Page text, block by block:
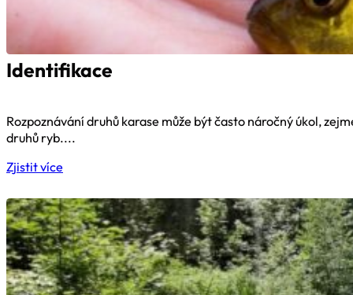
Identifikace
Rozpoznávání druhů karase může být často náročný úkol,
druhů ryb....
Zjistit více